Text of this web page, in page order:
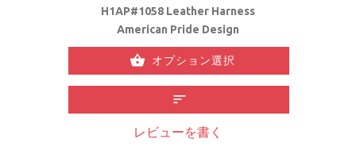
H1AP#1058 Leather Harness
American Pride Design
オプション選択
レビューを書く